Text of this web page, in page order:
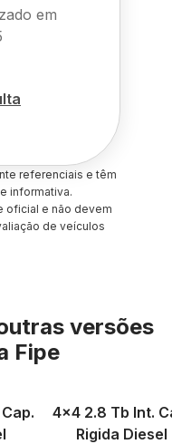
em
referenciais e têm
informativa.
oficial e não devem
de veículos
versões
Fipe
4x4 2.8 Tb Int.
Rigida Diesel